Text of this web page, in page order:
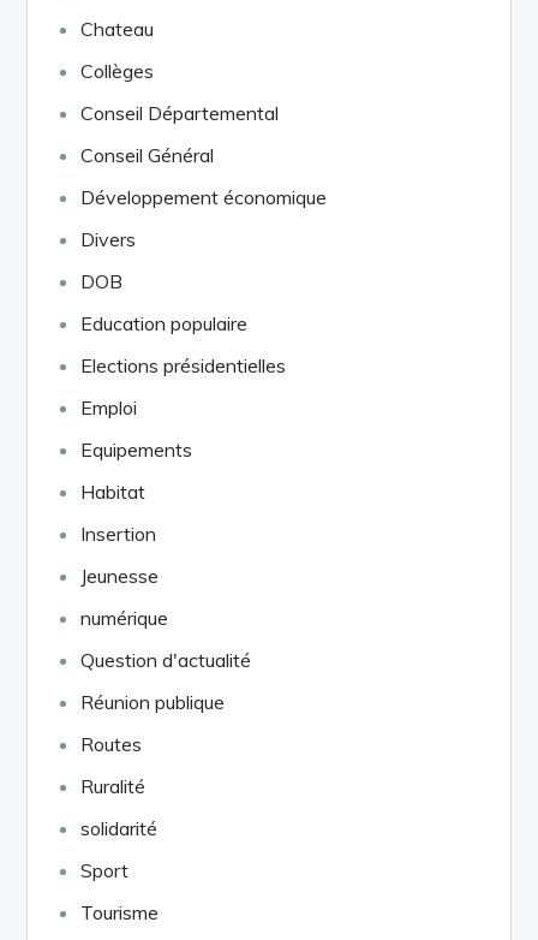
Chateau
Collèges
Conseil Départemental
Conseil Général
Développement économique
Divers
DOB
Education populaire
Elections présidentielles
Emploi
Equipements
Habitat
Insertion
Jeunesse
numérique
Question d'actualité
Réunion publique
Routes
Ruralité
solidarité
Sport
Tourisme